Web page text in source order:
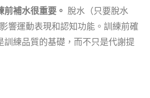
前補水很重要。 脫水（只要脫水
響運動表現和認知功能。訓練前確
訓練品質的基礎，而不只是代謝提